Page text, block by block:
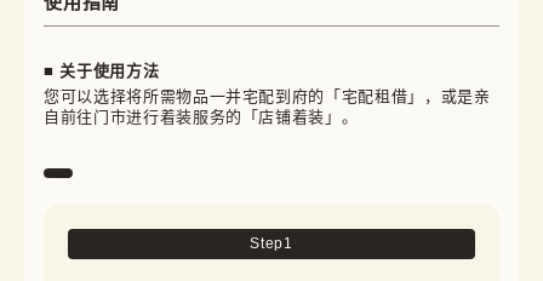
■ 关于使用方法
您可以选择将所需物品一并宅配到府的「宅配租借」，或是亲
自前往门市进行着装服务的「店铺着装」。
Step1